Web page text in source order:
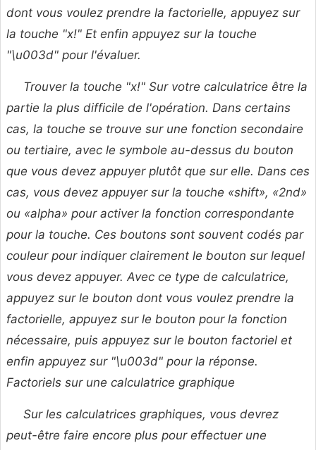
dont vous voulez prendre la factorielle, appuyez sur
la touche "x!" Et enfin appuyez sur la touche
"\u003d" pour l'évaluer.
Trouver la touche "x!" Sur votre calculatrice être la
partie la plus difficile de l'opération. Dans certains
cas, la touche se trouve sur une fonction secondaire
ou tertiaire, avec le symbole au-dessus du bouton
que vous devez appuyer plutôt que sur elle. Dans ces
cas, vous devez appuyer sur la touche «shift», «2nd»
ou «alpha» pour activer la fonction correspondante
pour la touche. Ces boutons sont souvent codés par
couleur pour indiquer clairement le bouton sur lequel
vous devez appuyer. Avec ce type de calculatrice,
appuyez sur le bouton dont vous voulez prendre la
factorielle, appuyez sur le bouton pour la fonction
nécessaire, puis appuyez sur le bouton factoriel et
enfin appuyez sur "\u003d" pour la réponse.
Factoriels sur une calculatrice graphique
Sur les calculatrices graphiques, vous devrez
peut-être faire encore plus pour effectuer une